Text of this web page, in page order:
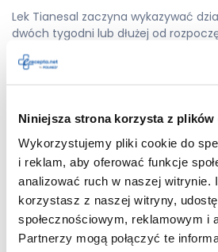
Niniejsza strona korzysta z plików
Wykorzystujemy pliki cookie do
i reklam, aby oferować funkcje
analizować ruch w naszej witrynie.
korzystasz z naszej witryny,
społecznościowym, reklamowym i
Partnerzy mogą połączyć te
Lek Tianesal zaczyna wykazywać
dwóch tygodni lub dłużej od
czasu objawy choroby mogą ulec
stosowania leków
Nie należy przekraczać zalecanych
stosowanie leku Tianesal może
Ważne
Przerwanie leczenia